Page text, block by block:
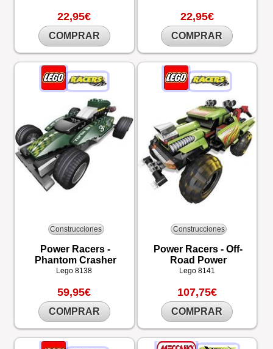
22,95€
COMPRAR
22,95€
COMPRAR
Construcciones
Power Racers -
Phantom Crasher
Lego8138
59,95€
COMPRAR
Construcciones
Power Racers - Off-
Road Power
Lego 8141
107,75€
COMPRAR